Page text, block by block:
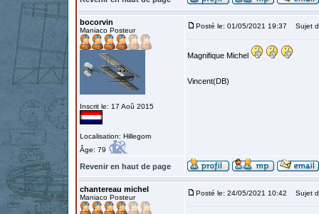
bocorvin
Maniaco Posteur
Inscrit le: 17 Aoû 2015
Localisation: Hillegom
Âge: 79
Posté le: 01/05/2021 19:37 Sujet
Magnifique Michel
Vincent(DB)
Revenir en haut de page
chantereau michel
Maniaco Posteur
Posté le: 24/05/2021 10:42 Sujet